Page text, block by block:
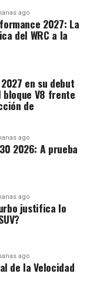
ago
2027: La
del WRC a la
en su debut
V8 frente
de
ago
2026: A prueba
ago
justifica lo
ago
de la Velocidad